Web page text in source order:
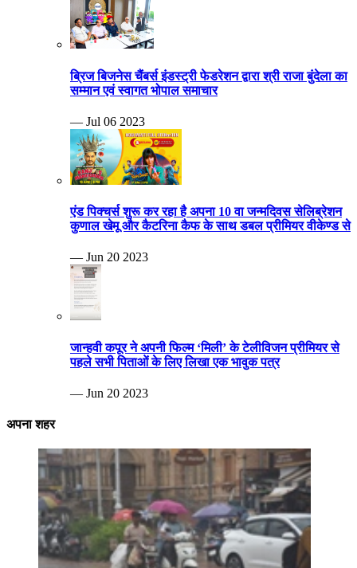
ब्रिज बिजनेस चैंबर्स इंडस्ट्री फेडरेशन द्वारा श्री राजा बुंदेला का
सम्मान एवं स्वागत भोपाल समाचार
— Jul 06 2023
एंड पिक्चर्स शुरू कर रहा है अपना 10 वा जन्मदिवस सेलिब्रेशन
कुणाल खेमू और कैटरिना कैफ के साथ डबल प्रीमियर वीकेण्ड से
— Jun 20 2023
जान्हवी कपूर ने अपनी फिल्म ‘मिली’ के टेलीविजन प्रीमियर से
पहले सभी पिताओं के लिए लिखा एक भावुक पत्र
— Jun 20 2023
अपना शहर